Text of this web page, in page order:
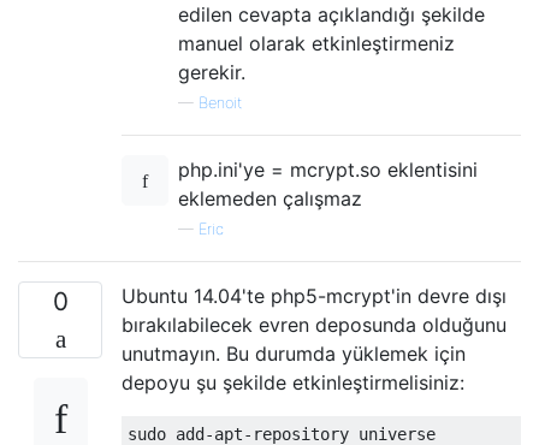
edilen cevapta açıklandığı şekilde
manuel olarak etkinleştirmeniz
gerekir.
— Benoit
php.ini'ye = mcrypt.so eklentisini
eklemeden çalışmaz
— Eric
0
Ubuntu 14.04'te php5-mcrypt'in devre dışı
bırakılabilecek evren deposunda olduğunu
unutmayın. Bu durumda yüklemek için
depoyu şu şekilde etkinleştirmelisiniz: